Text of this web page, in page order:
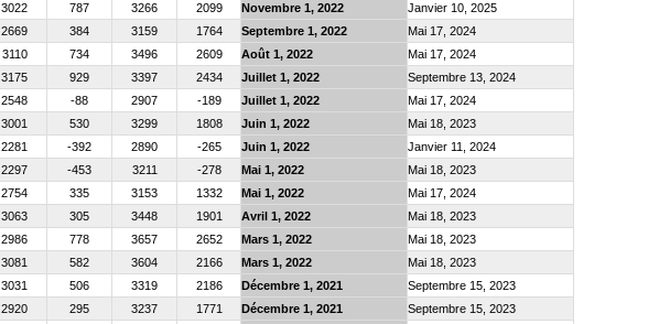
3022 787 3266 2099 Novembre 1, 2022
Janvier 10, 2025
2669 384 3159 1764 Septembre 1, 2022
Mai 17, 2024
3110 734 3496 2609 Août 1, 2022
Mai 17, 2024
3175 929 3397 2434 Juillet 1, 2022
Septembre 13, 2024
2548 -88 2907 -189 Juillet 1, 2022
Mai 17, 2024
3001 530 3299 1808 Juin 1, 2022
Mai 18, 2023
2281 -392 2890 -265 Juin 1, 2022
Janvier 11, 2024
2297 -453 3211 -278 Mai 1, 2022
Mai 18, 2023
2754 335 3153 1332 Mai 1, 2022
Mai 17, 2024
3063 305 3448 1901 Avril 1, 2022
Mai 18, 2023
2986 778 3657 2652 Mars 1, 2022
Mai 18, 2023
3081 582 3604 2166 Mars 1, 2022
Mai 18, 2023
3031 506 3319 2186 Décembre 1, 2021
Septembre 15, 2023
2920 295 3237 1771 Décembre 1, 2021
Septembre 15, 2023